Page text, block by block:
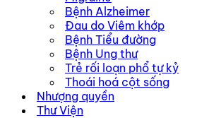
Bệnh Alzheimer
Đau do Viêm khớp
Bệnh Tiểu đường
Bệnh Ung thư
Trẻ rối loạn phổ tự kỷ
Thoái hoá cột sống
Nhượng quyền
Thư Viện